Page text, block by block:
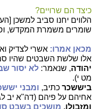
כיצד הם שרויים?
הלווים יחנו סביב למשכן
שומרים משמרת המקדש,
מכאן אמרו: אשרי לצדיק
אלו שלשת השבטים שהיו
יהודה, שנאמר: לא יסור
מט י).
ביששכר כתיב, ומבני
אחיהם על פיהם (דה"א יב
ומזבולן, מושכים בשבט